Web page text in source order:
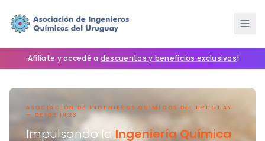
¡Afíliate y accedé a descuentos y beneficios exclusivos!
ASOCIACIÓN DE INGENIEROS QUÍMICOS DEL URUGUAY
— DESDE 1933
Impulsando la Ingeniería Química